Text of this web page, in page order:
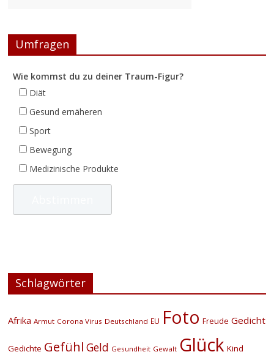
Umfragen
Wie kommst du zu deiner Traum-Figur?
Diät
Gesund ernäheren
Sport
Bewegung
Medizinische Produkte
Schlagwörter
Afrika Armut Corona Virus Deutschland EU Foto Freude Gedicht
Gedichte Gefühl Geld Gesundheit Gewalt Glück Kind